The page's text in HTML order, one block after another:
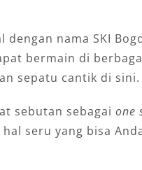
nama SKI
bermain di
sepatu cantik di sini.
sebutan sebagai one
seru yang bisa